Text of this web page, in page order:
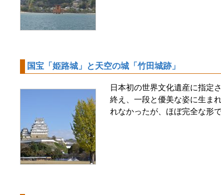
国宝「姫路城」と天空の城「竹田城跡」
日本初の世界文化遺産に指定
終え、一段と優美な姿に生ま
れなかったが、ほぼ完全な形